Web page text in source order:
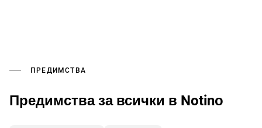
ПРЕДИМСТВА
Предимства за всички в Notinо